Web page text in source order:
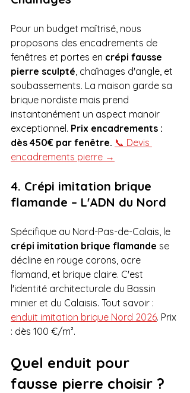
Pour un budget maîtrisé, nous
proposons des encadrements de
fenêtres et portes en crépi fausse
pierre sculpté , chaînages d'angle, et
soubassements. La maison garde sa
brique nordiste mais prend
instantanément un aspect manoir
exceptionnel. Prix encadrements :
dès 450€ par fenêtre. 📞 Devis
encadrements pierre →
4. Crépi imitation brique
flamande – L'ADN du Nord
Spécifique au Nord-Pas-de-Calais, le
crépi imitation brique flamande se
décline en rouge corons, ocre
flamand, et brique claire. C'est
l'identité architecturale du Bassin
minier et du Calaisis. Tout savoir :
enduit imitation brique Nord 2026. Prix
: dès 100 €/m².
Quel enduit pour
fausse pierre choisir ?